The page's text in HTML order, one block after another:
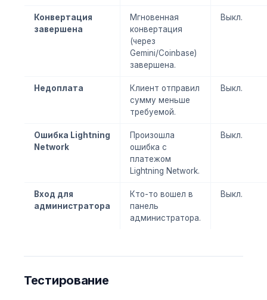
Конвертация
завершена
Мгновенная
конвертация
(через
Gemini/Coinbase)
завершена.
Выкл.
Недоплата
Клиент отправил
сумму меньше
требуемой.
Выкл.
Ошибка Lightning
Network
Произошла
ошибка с
платежом
Lightning Network.
Выкл.
Вход для
администратора
Кто-то вошел в
панель
администратора.
Выкл.
Тестирование